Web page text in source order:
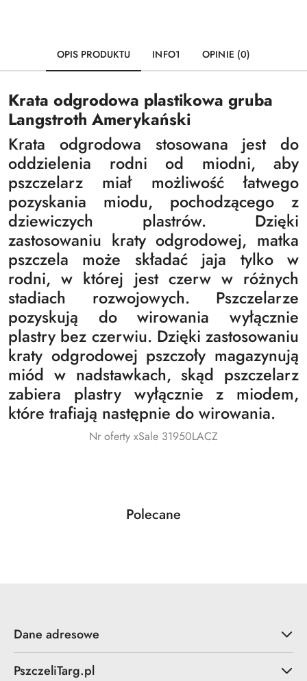
OPIS PRODUKTU INFO1 OPINIE (0)
Krata odgrodowa plastikowa gruba
Langstroth Amerykański
Krata odgrodowa stosowana jest do
oddzielenia rodni od miodni, aby
pszczelarz miał możliwość łatwego
pozyskania miodu, pochodzącego z
dziewiczych plastrów. Dzięki
zastosowaniu kraty odgrodowej, matka
pszczela może składać jaja tylko w
rodni, w której jest czerw w różnych
stadiach rozwojowych. Pszczelarze
pozyskują do wirowania wyłącznie
plastry bez czerwiu. Dzięki zastosowaniu
kraty odgrodowej pszczoły magazynują
miód w nadstawkach, skąd pszczelarz
zabiera plastry wyłącznie z miodem,
które trafiają następnie do wirowania.
Nr oferty xSale 31950LACZ
Pomiń karuzelę produktów
Produkty
Polecane
Dane adresowe
PszczeliTarg.pl